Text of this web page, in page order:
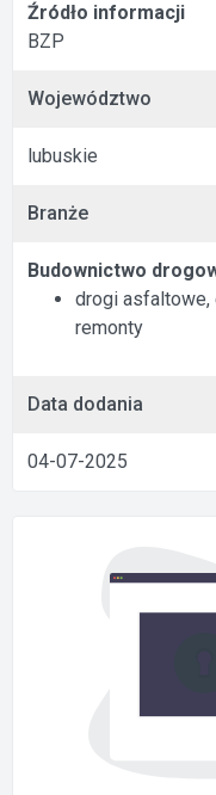
Źródło informacji
BZP
Województwo
lubuskie
Branże
Budownictwo
drogi asfaltowe,
remonty
Data dodania
04-07-2025